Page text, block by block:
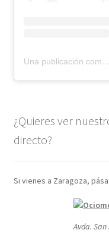
Una publicación compartida de BMR models (@bmr_models)
¿Quieres ver
directo?
Si vienes a Zaragoza,
Avda.